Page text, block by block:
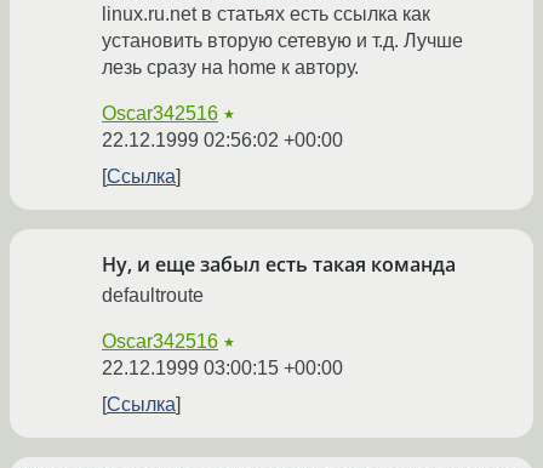
linux.ru.net в статьях есть ссылка как
установить вторую сетевую и т.д. Лучше
лезь сразу на home к автору.
Oscar342516 ★
22.12.1999 02:56:02 +00:00
Ссылка
Ну, и еще забыл есть такая команда
defaultroute
Oscar342516 ★
22.12.1999 03:00:15 +00:00
Ссылка